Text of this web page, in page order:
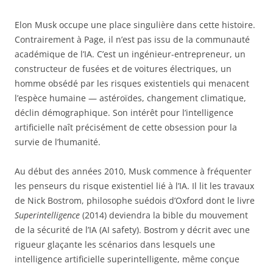
Elon Musk occupe une place singulière dans cette histoire.
Contrairement à Page, il n’est pas issu de la communauté
académique de l’IA. C’est un ingénieur-entrepreneur, un
constructeur de fusées et de voitures électriques, un
homme obsédé par les risques existentiels qui menacent
l’espèce humaine — astéroïdes, changement climatique,
déclin démographique. Son intérêt pour l’intelligence
artificielle naît précisément de cette obsession pour la
survie de l’humanité.
Au début des années 2010, Musk commence à fréquenter
les penseurs du risque existentiel lié à l’IA. Il lit les travaux
de Nick Bostrom, philosophe suédois d’Oxford dont le livre
Superintelligence (2014) deviendra la bible du mouvement
de la sécurité de l’IA (AI safety). Bostrom y décrit avec une
rigueur glaçante les scénarios dans lesquels une
intelligence artificielle superintelligente, même conçue